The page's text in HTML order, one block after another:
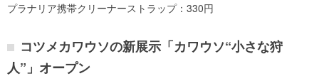
プラナリア携帯クリーナーストラップ：330円
コツメカワウソの新展示「カワウソ“小さな狩
人”」オープン